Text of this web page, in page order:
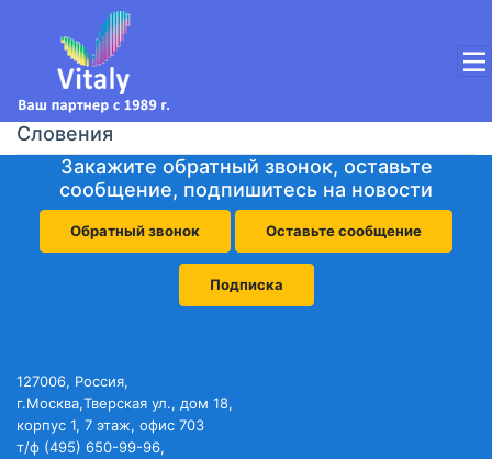
Словения
Закажите обратный звонок, оставьте
сообщение, подпишитесь на новости
Обратный звонок Оставьте сообщение
Подписка
127006, Россия,
г.Москва,Тверская ул., дом 18,
корпус 1, 7 этаж, офис 703
т/ф (495) 650-99-96,